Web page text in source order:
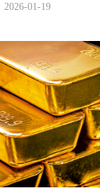
2026-01-19